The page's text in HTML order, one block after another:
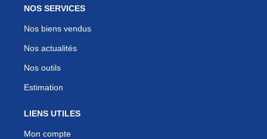
NOS SERVICES
Nos biens vendus
Nos actualités
Nos outils
Estimation
LIENS UTILES
Mon compte